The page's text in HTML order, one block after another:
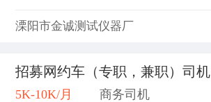
溧阳市金诚测试仪器厂
招募网约车（专职，兼职）司机
5K-10K/月 商务司机